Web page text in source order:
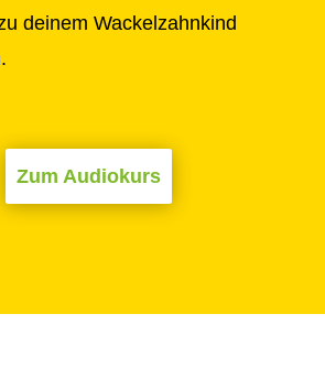
deinem Wackelzahnkind
Zum Audiokurs